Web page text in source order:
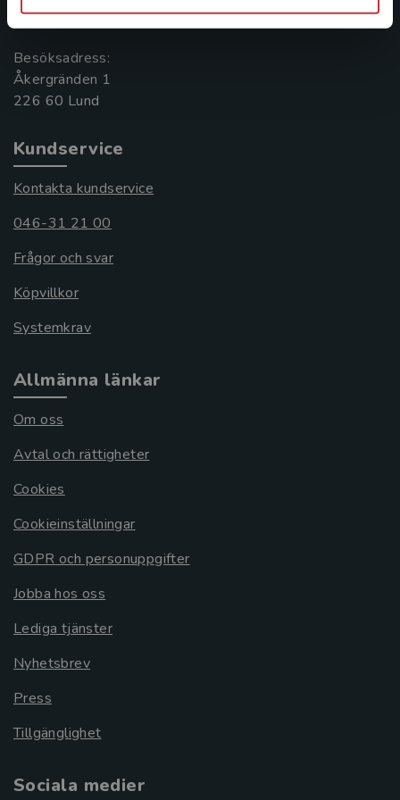
221 00 Lund
Besöksadress:
Åkergränden 1
Kundservice
Kontakta kundservice
046-31 21 00
Frågor och svar
Köpvillkor
Systemkrav
Allmänna länkar
Om oss
Avtal och rättigheter
Cookies
Cookieinställningar
GDPR och personuppgifter
Jobba hos oss
Lediga tjänster
Nyhetsbrev
Press
Tillgänglighet
Sociala medier